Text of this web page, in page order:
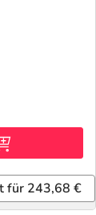
für 243,68 €